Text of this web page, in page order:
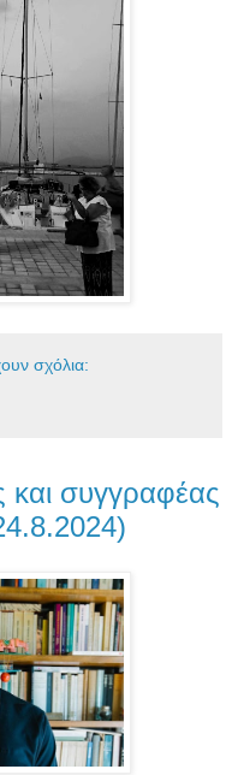
σχόλια:
συγγραφέας